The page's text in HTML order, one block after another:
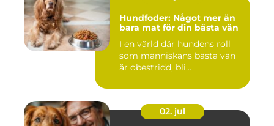
Hundfoder: Något mer än
bara mat för din bästa vän
I en värld där hundens roll
som människans bästa vän
är obestridd, bli...
02. jul